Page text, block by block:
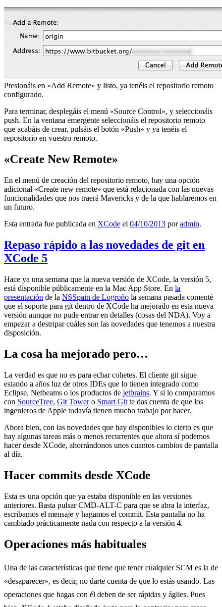
Presionáis en «Add Remote» y listo, ya tenéis el repositorio remoto
configurado.
Para terminar, desplegáis el menú «Source Control», y seleccionáis
push. En la ventana emergente seleccionáis el repositorio remoto
que acabáis de crear, pulsáis el botón «Push» y ya tenéis el
repositorio en vuestro remoto.
«Create New Remote»
En el menú de creación del repositorio remoto, hay una opción
adicional «Create new remote» que está relacionada con las nuevas
funcionalidades que nos traerá Mavericks y de la que hablaremos en
un futuro.
Esta entrada fue publicada en XCode el 04/10/2013 poradmin.
Repaso rápido a las novedades de git en
XCode 5
Hace ya una semana que la nueva versión de XCode, la versión 5,
está disponible públicamente en la Mac App Store. En la
presentación de la NSSpain de Logroño la semana pasada comenté
que el soporte para git dentro de XCode ha mejorado en esta nueva
versión aunque no pude entrar en detalles (cosas del NDA). Voy a
empezar a destripar cuáles son las novedades que tenemos a nuestra
disposición.
La cosa ha mejorado pero…
La verdad es que no es para echar cohetes. El cliente git sigue
estando a años luz de otros IDEs que lo tienen integrado como
Eclipse, Netbeams o los productos de jetbrains. Y si lo comparamos
con SourceTree, Git Towero Smart Git te das cuenta de que los
ingenieros de Apple todavía tienen mucho trabajo por hacer.
Ahora bien, con las novedades que hay disponibles lo cierto es que
hay algunas tareas más o menos recurrentes que ahora sí podemos
hacer desde XCode, ahorrándonos unos cuantos cambios de pantalla
al día.
Hacer commits desde XCode
Esta es una opción que ya estaba disponible en las versiones
anteriores. Basta pulsar CMD-ALT-C para que se abra la interfaz,
escribamos el mensaje y hagamos el commit. Esta pantalla no ha
cambiado prácticamente nada con respecto a la versión 4.
Operaciones más habituales
Una de las características que tiene que tener cualquier SCM es la de
«desaparecer», es decir, no darte cuenta de que lo estás usando. Las
operaciones que hagas con él deben de ser rápidas y ágiles. Pues